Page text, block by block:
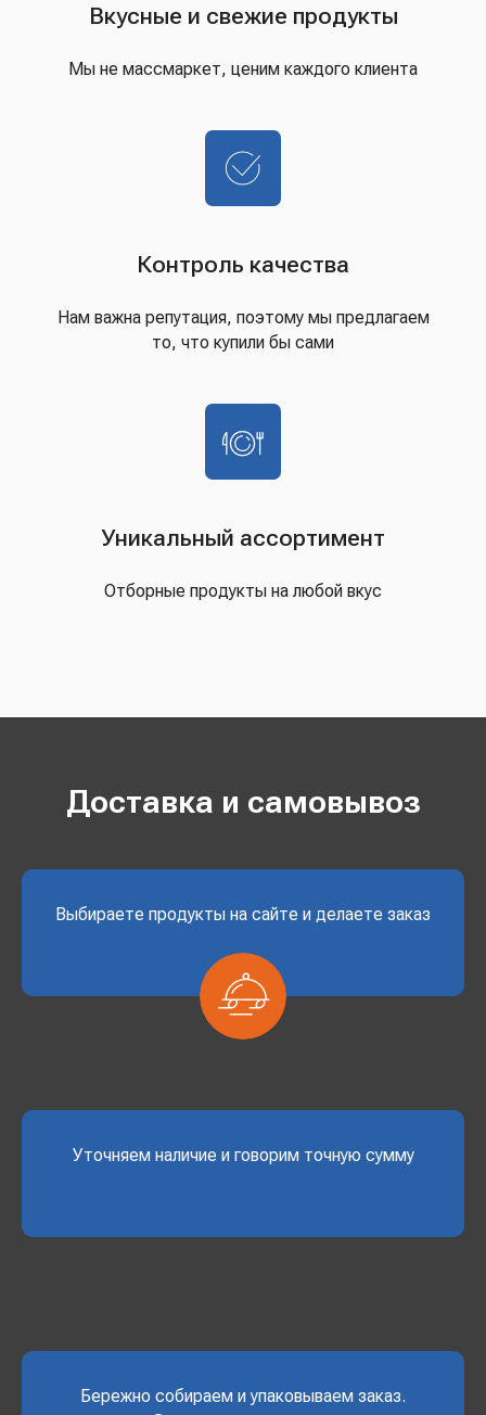
Вкусные и свежие продукты
Мы не массмаркет, ценим каждого клиента
Контроль качества
Нам важна репутация, поэтому мы предлагаем
то, что купили бы сами
Уникальный ассортимент
Отборные продукты на любой вкус
Доставка и самовывоз
Выбираете продукты на сайте и делаете заказ
Уточняем наличие и говорим точную сумму
Бережно собираем и упаковываем заказ.